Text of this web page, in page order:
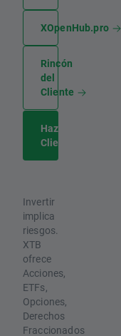
XOpenHub.pro
Rincón
del
Cliente
Hazte
Cliente
Invertir
implica
riesgos.
XTB
ofrece
Acciones,
ETFs,
Opciones,
Derechos
Fraccionados